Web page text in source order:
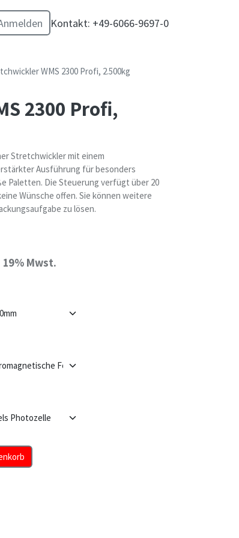
Kontakt: +49-6066-9697-0
WMS 2300 Profi, 2.500kg
2300 Profi,
Stretchwickler mit einem
Ausführung für besonders
Paletten. Die Steuerung verfügt über 20
Wünsche offen. Sie können weitere
zu lösen.
Mwst.